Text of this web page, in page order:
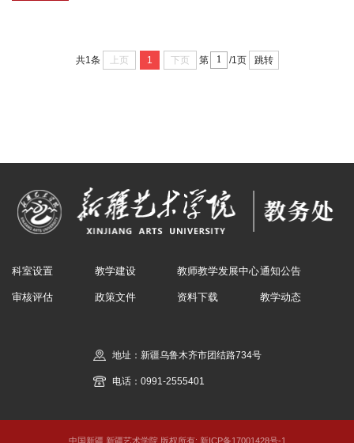
会和教师教学能力发展中心的日常工作。3.负责学校教材建设
委员会、教材审查领导小组和教材审查委员会办公室的日常
共1条 上页 1 下页 第 /1页 跳转
科室设置 教学建设 教师教学发展中心通知公告
审核评估 政策文件 资料下载 教学动态
地址：新疆乌鲁木齐市团结路734号
电话：0991-2555401
中国新疆 新疆艺术学院 版权所有: 新ICP备17001428号-1